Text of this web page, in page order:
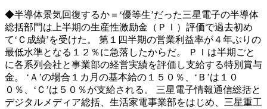
◆半導体景気回復するか＝‘優等生’だった三星電子の半導体
総括部門は上半期の生産性激励金（ＰＩ）評価で過去初め
て‘Ｃ成績’を受けた。 第１四半期の営業利益率が４年ぶりの
最低水準となる１２％に急落したからだ。 ＰＩは半期ごと
に各系列会社と事業部の経営実績を評価し支給する特別賞与
金。 ‘Ａ’の場合１カ月の基本給の１５０％、‘Ｂ’は１０
０％、‘Ｃ’は５０％が支給される。 三星電子情報通信総括と
デジタルメディア総括、生活家電事業部をはじめ、三星重工